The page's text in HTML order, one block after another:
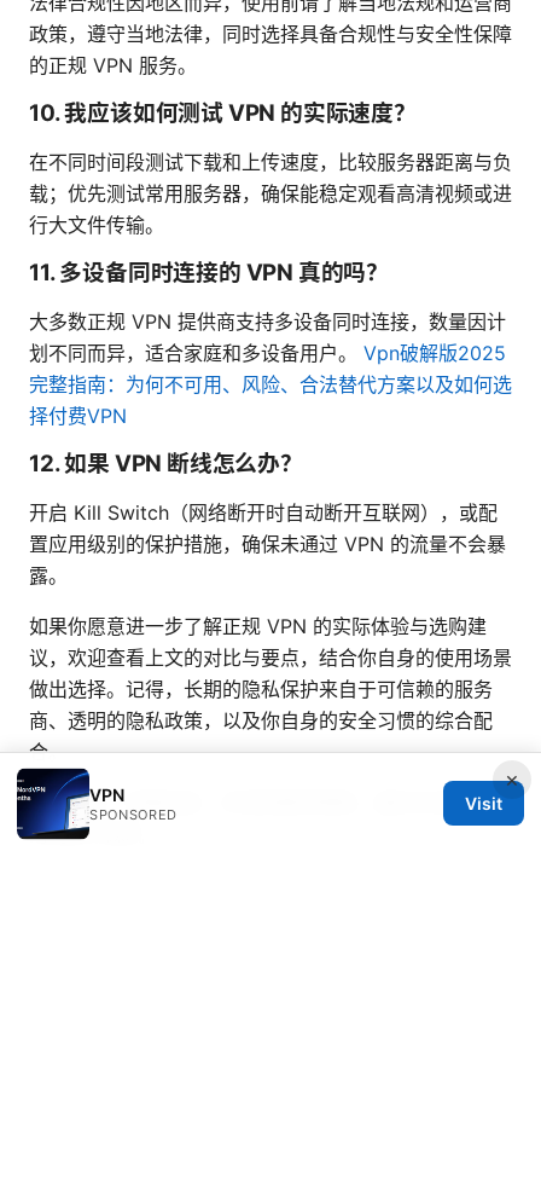
政策，遵守当地法律，同时选择具备合规性与安全性保障
的正规 VPN 服务。
10. 我应该如何测试 VPN 的实际速度？
在不同时间段测试下载和上传速度，比较服务器距离与负
载；优先测试常用服务器，确保能稳定观看高清视频或进
行大文件传输。
11. 多设备同时连接的 VPN 真的吗？
大多数正规 VPN 提供商支持多设备同时连接，数量因计
划不同而异，适合家庭和多设备用户。 Vpn破解版2025
完整指南：为何不可用、风险、合法替代方案以及如何选
择付费VPN
12. 如果 VPN 断线怎么办？
开启 Kill Switch（网络断开时自动断开互联网），或配
置应用级别的保护措施，确保未通过 VPN 的流量不会暴
露。
如果你愿意进一步了解正规 VPN 的实际体验与选购建
议，欢迎查看上文的对比与要点，结合你自身的使用场景
做出选择。记得，长期的隐私保护来自于可信赖的服务
商、透明的隐私政策，以及你自身的安全习惯的综合配
合。
Vpn免費：完整指南、評測與實用策略，讓你在保護隱私
的同時不踩坑
×
VPN
SPONSORED
Visit